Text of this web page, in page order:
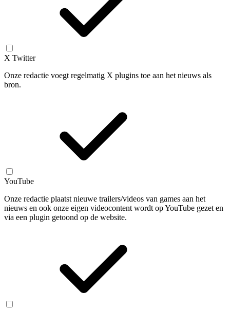
X Twitter
Onze redactie voegt regelmatig X plugins toe aan het nieuws als
bron.
YouTube
Onze redactie plaatst nieuwe trailers/videos van games aan het
nieuws en ook onze eigen videocontent wordt op YouTube gezet en
via een plugin getoond op de website.